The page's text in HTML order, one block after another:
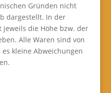
Gründen nicht
dargestellt. In der
die Höhe bzw. der
Alle Waren sind von
kleine Abweichungen